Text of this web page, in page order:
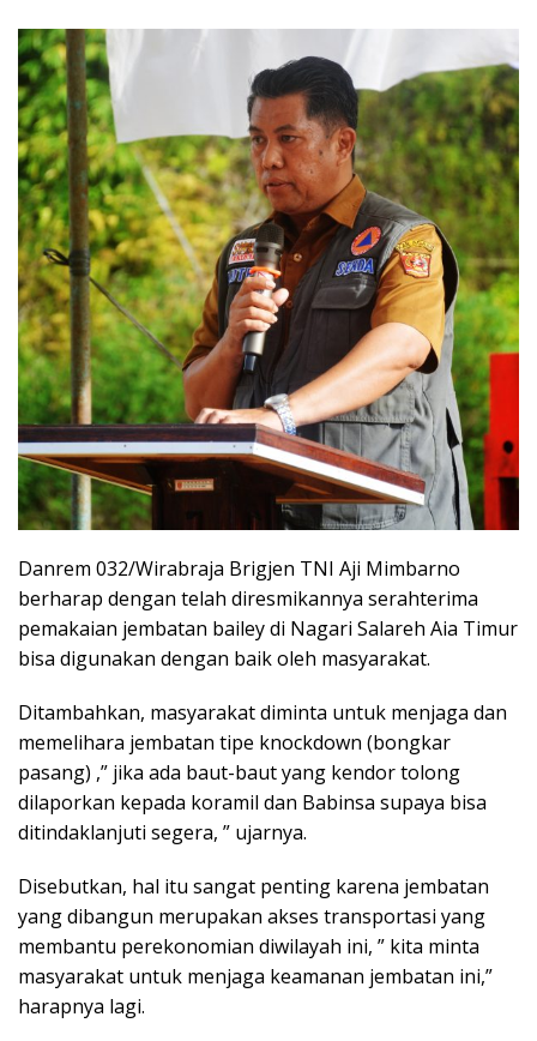
Danrem 032/Wirabraja Brigjen TNI Aji Mimbarno
berharap dengan telah diresmikannya serahterima
pemakaian jembatan bailey di Nagari Salareh Aia Timur
bisa digunakan dengan baik oleh masyarakat.
Ditambahkan, masyarakat diminta untuk menjaga dan
memelihara jembatan tipe knockdown (bongkar
pasang) ,” jika ada baut-baut yang kendor tolong
dilaporkan kepada koramil dan Babinsa supaya bisa
ditindaklanjuti segera, ” ujarnya.
Disebutkan, hal itu sangat penting karena jembatan
yang dibangun merupakan akses transportasi yang
membantu perekonomian diwilayah ini, ” kita minta
masyarakat untuk menjaga keamanan jembatan ini,”
harapnya lagi.